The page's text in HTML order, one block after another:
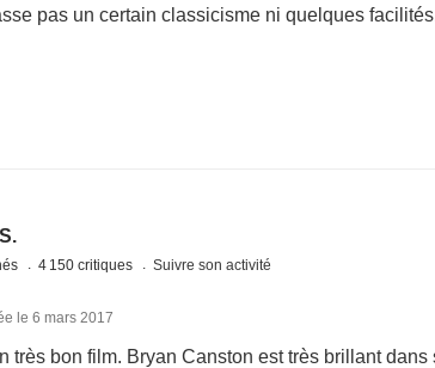
pas un certain classicisme ni quelques
4 150 critiques Suivre son activité
le 6 mars 2017
très bon film. Bryan Canston est très brillant